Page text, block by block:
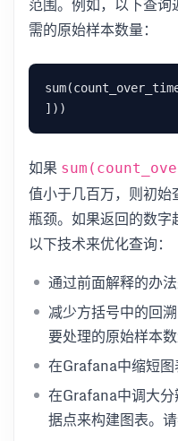
需的原始样本数量：
如果
值小于几百万，则初
瓶颈。如果返回的数
以下技术来优化查询：
通过前面解释的办
减少方括号中的回
要处理的原始样本
在Grafana中缩短
在Grafana中调大
据点来构建图表。